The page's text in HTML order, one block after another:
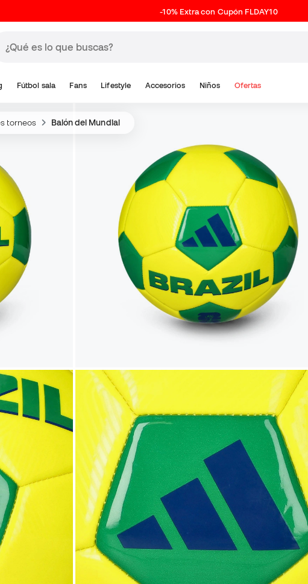
-10% Extra con Cupón FLDAY10
Fútbol sala Fans Lifestyle Accesorios Niños Ofertas
torneos Balón del Mundial